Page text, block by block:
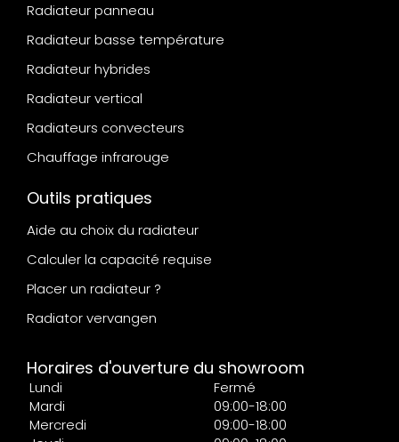
Radiateur panneau
Radiateur basse température
Radiateur hybrides
Radiateur vertical
Radiateurs convecteurs
Chauffage infrarouge
Outils pratiques
Aide au choix du radiateur
Calculer la capacité requise
Placer un radiateur ?
Radiator vervangen
Horaires d'ouverture du showroom
Lundi
Fermé
Mardi
09:00-18:00
Mercredi
09:00-18:00